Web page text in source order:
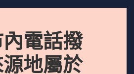
電話撥
源地屬於